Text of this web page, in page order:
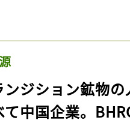
ンジション鉱物
て中国企業。